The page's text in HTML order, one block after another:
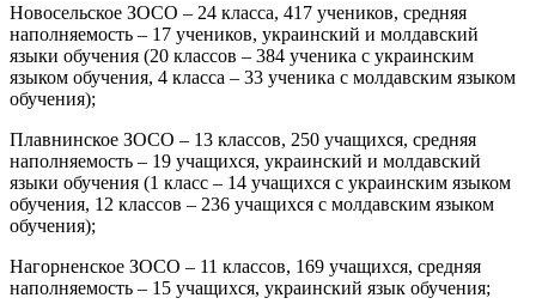
Новосельское ЗОСО – 24 класса, 417 учеников, средняя
наполняемость – 17 учеников, украинский и молдавский
языки обучения (20 классов – 384 ученика с украинским
языком обучения, 4 класса – 33 ученика с молдавским языком
обучения);
Плавнинское ЗОСО – 13 классов, 250 учащихся, средняя
наполняемость – 19 учащихся, украинский и молдавский
языки обучения (1 класс – 14 учащихся с украинским языком
обучения, 12 классов – 236 учащихся с молдавским языком
обучения);
Нагорненское ЗОСО – 11 классов, 169 учащихся, средняя
наполняемость – 15 учащихся, украинский язык обучения;